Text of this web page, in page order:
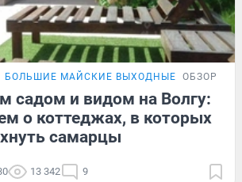
БОЛЬШИЕ МАЙСКИЕ ВЫХОДНЫЕ ОБЗОР
садом и видом на Волгу:
о коттеджах, в которых
самарцы
13 342 9